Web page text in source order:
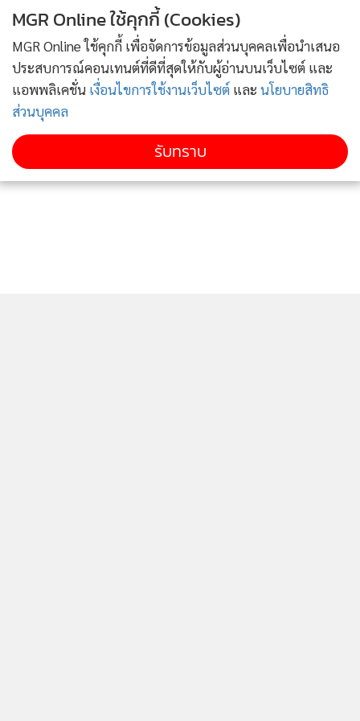
MGR Online ใช้คุกกี้ (Cookies)
MGR Online ใช้คุกกี้ เพื่อจัดการข้อมูลส่วนบุคคลเพื่อนำเสนอ
ประสบการณ์คอนเทนต์ที่ดีที่สุดให้กับผู้อ่านบนเว็บไซต์ และ
แอพพลิเคชั่น เงื่อนไขการใช้งานเว็บไซต์ และ นโยบายสิทธิ
ส่วนบุคคล
รับทราบ